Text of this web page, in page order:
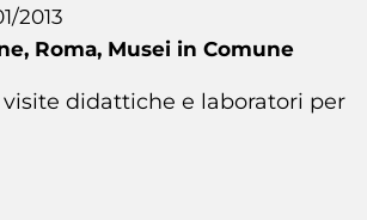
2013
Roma, Musei in Comune
visite didattiche e laboratori per